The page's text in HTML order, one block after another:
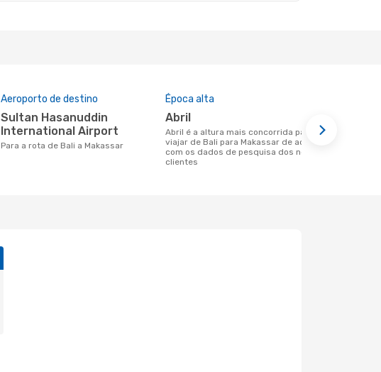
Aeroporto de destino
Sultan Hasanuddin
International Airport
Para a rota de Bali a Makassar
Época alta
abril
abril é a altura mais concorrida para
viajar de Bali para Makassar de acordo
com os dados de pesquisa dos nossos
clientes